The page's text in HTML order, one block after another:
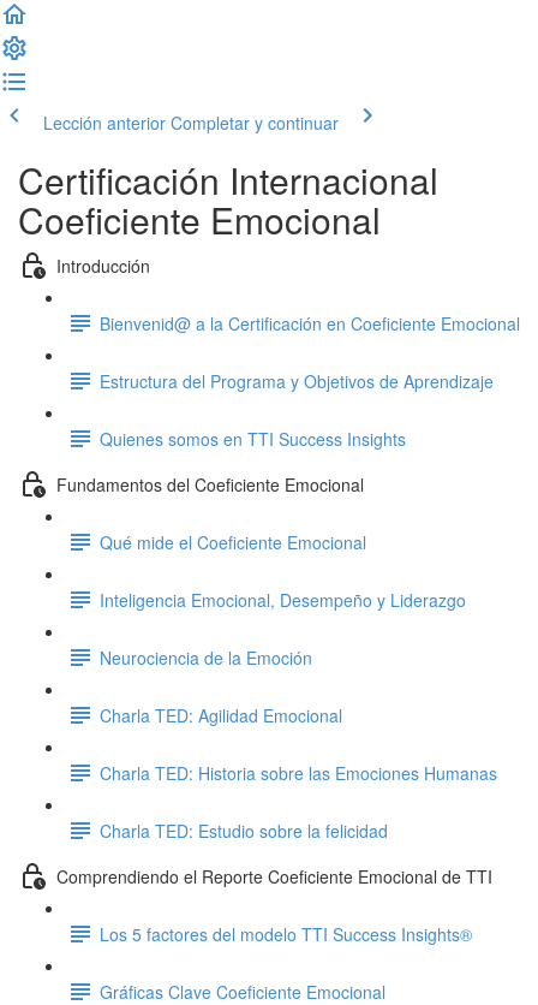
Lección anterior Completar y continuar
Certificación Internacional
Coeficiente Emocional
Introducción
Bienvenid@ a la Certificación en Coeficiente Emocional
Estructura del Programa y Objetivos de Aprendizaje
Quienes somos en TTI Success Insights
Fundamentos del Coeficiente Emocional
Qué mide el Coeficiente Emocional
Inteligencia Emocional, Desempeño y Liderazgo
Neurociencia de la Emoción
Charla TED: Agilidad Emocional
Charla TED: Historia sobre las Emociones Humanas
Charla TED: Estudio sobre la felicidad
Comprendiendo el Reporte Coeficiente Emocional de TTI
Los 5 factores del modelo TTI Success Insights®
Gráficas Clave Coeficiente Emocional